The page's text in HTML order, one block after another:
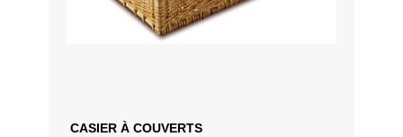
CASIER À COUVERTS